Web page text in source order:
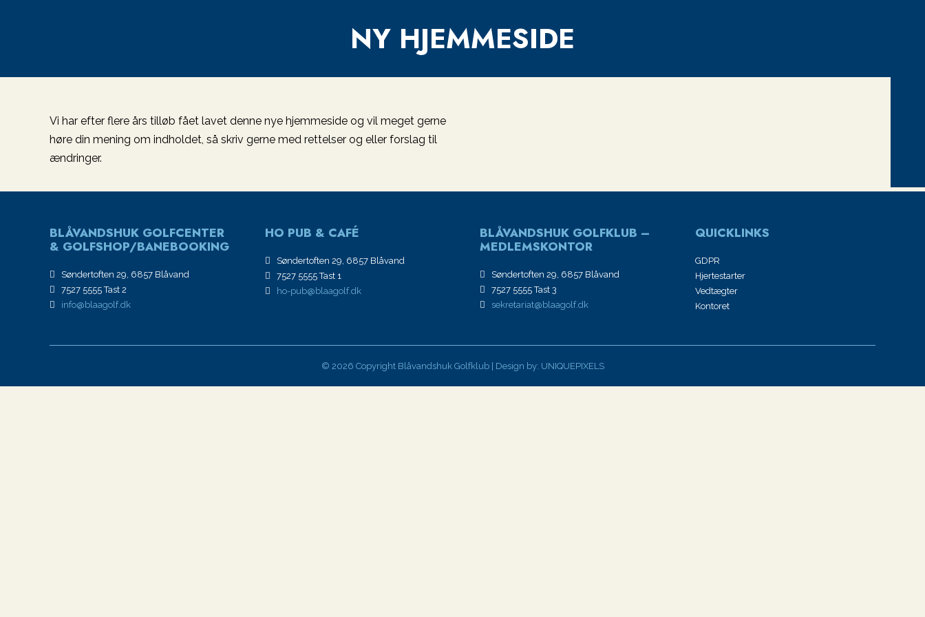
NY HJEMMESIDE
Vi har efter flere års tilløb fået lavet denne nye hjemmeside og vil meget gerne
høre din mening om indholdet, så skriv gerne med rettelser og eller forslag til
ændringer.
BLÅVANDSHUK GOLFCENTER
& GOLFSHOP/BANEBOOKING
Søndertoften 29, 6857 Blåvand
7527 5555 Tast 2
info@blaagolf.dk
HO PUB & CAFÉ
Søndertoften 29, 6857 Blåvand
7527 5555 Tast 1
ho-pub@blaagolf.dk
BLÅVANDSHUK GOLFKLUB –
MEDLEMSKONTOR
Søndertoften 29, 6857 Blåvand
7527 5555 Tast 3
sekretariat@blaagolf.dk
QUICKLINKS
GDPR
Hjertestarter
Vedtægter
Kontoret
© 2026 Copyright Blåvandshuk Golfklub | Design by: UNIQUEPIXELS